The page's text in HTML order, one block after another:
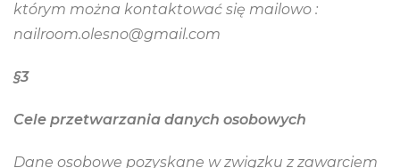
którym można kontaktować się mailowo :
nailroom.olesno@gmail.com
§3
Cele przetwarzania danych osobowych
Dane osobowe pozyskane w związku z zawarciem